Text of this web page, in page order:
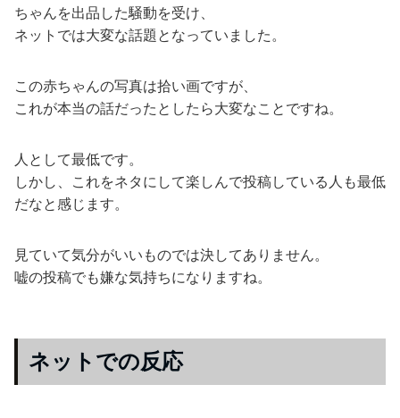
ちゃんを出品した騒動を受け、
ネットでは大変な話題となっていました。
この赤ちゃんの写真は拾い画ですが、
これが本当の話だったとしたら大変なことですね。
人として最低です。
しかし、これをネタにして楽しんで投稿している人も最低
だなと感じます。
見ていて気分がいいものでは決してありません。
嘘の投稿でも嫌な気持ちになりますね。
ネットでの反応